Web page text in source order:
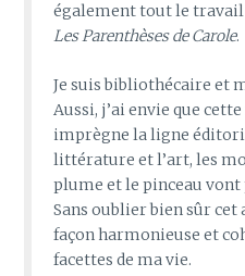
également tout le travail
Les Parenthèses de Carole.
Je suis bibliothécaire et
Aussi, j’ai envie que
imprègne la ligne
littérature et l’art, les
plume et le pinceau
Sans oublier bien sûr
façon harmonieuse et
facettes de ma vie.